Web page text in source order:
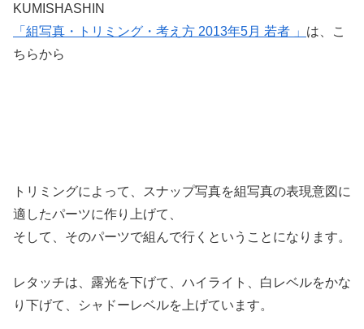
KUMISHASHIN
「組写真・トリミング・考え方 2013年5月 若者 」 は、こ
ちらから
トリミングによって、スナップ写真を組写真の表現意図に
適したパーツに作り上げて、
そして、そのパーツで組んで行くということになります。
レタッチは、露光を下げて、ハイライト、白レベルをかな
り下げて、シャドーレベルを上げています。